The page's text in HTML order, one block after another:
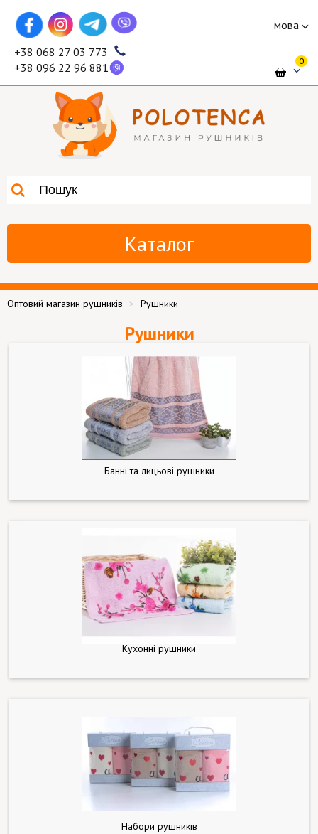
мова
+38 068 27 03 773
+38 096 22 96 881
0
Каталог
Оптовий магазин рушників Рушники
Рушники
Банні та лицьові рушники
Кухонні рушники
Набори рушників